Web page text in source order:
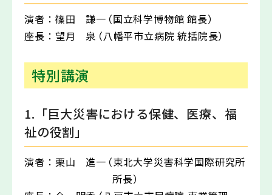
演者： 篠田 謙一（国立科学博物館 館長）
座長： 望月 泉（八幡平市立病院 統括院長）
特別講演
1.「巨大災害における保健、医療、福
祉の役割」
演者： 栗山 進一（東北大学災害科学国際研究所
所長）